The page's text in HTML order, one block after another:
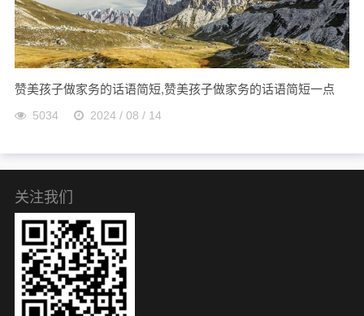
赞美孩子做家务的话语简短,赞美孩子做家务的话语简短一点
5034 2024 / 08 / 14
关注我们